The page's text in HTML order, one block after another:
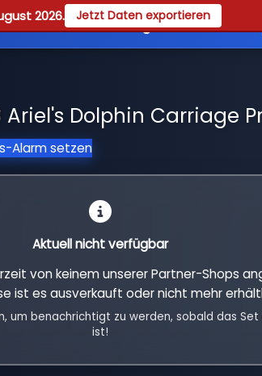
2026. Jetzt Daten exportieren
Guides Registrieren
Ariel's Dolphin Carriage
Alarm setzen
Aktuell nicht verfügbar
von keinem unserer Partner-Shops
ist es ausverkauft oder nicht mehr
um benachrichtigt zu werden, sobald das
ist!